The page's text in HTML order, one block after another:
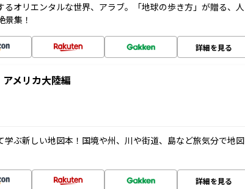
るオリエンタルな世界、アラブ。「地球の歩き方」が贈る、人
景集！
詳細を見る
メリカ大陸編
学ぶ新しい地図本！国境や州、川や街道、島など旅気分で地図
詳細を見る